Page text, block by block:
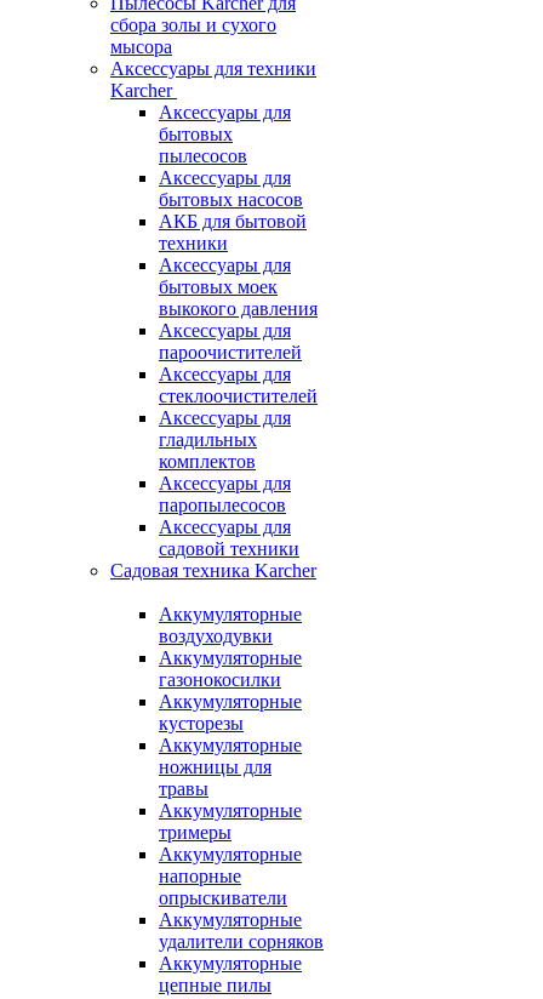
сбора золы и сухого
мысора
Аксессуары для техники
Karcher
Аксессуары для
бытовых
пылесосов
Аксессуары для
бытовых насосов
АКБ для бытовой
техники
Аксессуары для
бытовых моек
выкокого давления
Аксессуары для
пароочистителей
Аксессуары для
стеклоочистителей
Аксессуары для
гладильных
комплектов
Аксессуары для
паропылесосов
Аксессуары для
садовой техники
Садовая техника Karcher
Аккумуляторные
воздуходувки
Аккумуляторные
газонокосилки
Аккумуляторные
кусторезы
Аккумуляторные
ножницы для
травы
Аккумуляторные
тримеры
Аккумуляторные
напорные
опрыскиватели
Аккумуляторные
удалители сорняков
Аккумуляторные
цепные пилы